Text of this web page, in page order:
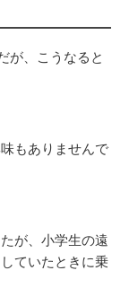
が、こうなると
もありませんで
が、小学生の遠
ていたときに乗